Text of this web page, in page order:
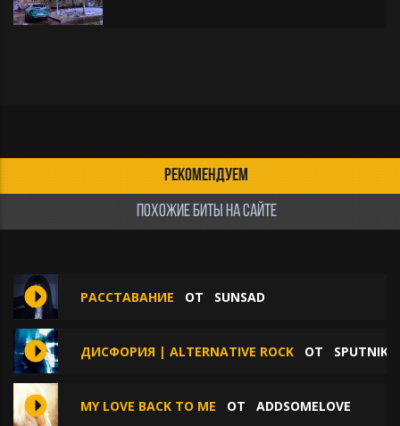
РЕКОМЕНДУЕМ
ПОХОЖИЕ БИТЫ НА САЙТЕ
РАССТАВАНИЕ ОТ SUNSAD
ДИСФОРИЯ | ALTERNATIVE ROCK ОТ SPUTNIK
MY LOVE BACK TO ME ОТ ADDSOMELOVE